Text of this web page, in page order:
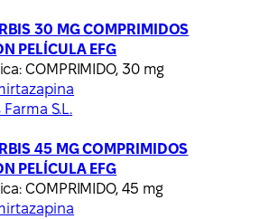
30 MG COMPRIMIDOS
PELÍCULA EFG
COMPRIMIDO, 30 mg
Farma S.L.
45 MG COMPRIMIDOS
PELÍCULA EFG
COMPRIMIDO, 45 mg